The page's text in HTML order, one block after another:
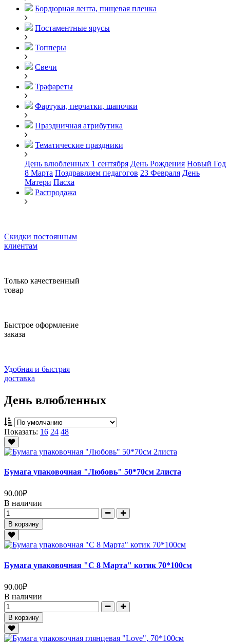
Бордюрная лента, пищевая пленка
Постаментные ярусы
Топперы
Свечи
Трафареты
Фартуки, перчатки, шапочки
Праздничная атрибутика
Тематические праздники
День влюбленных 1 сентября День Рождения Новый Год
8 Марта Поздравляем педагогов 23 Февраля День
Матери Пасха
Распродажа
Скидки постоянным
клиентам
Только качественный
товар
Быстрое оформление
заказа
Удобная и быстрая
доставка
День влюбленных
Показать: 16 24 48
Бумага упаковочная "Любовь" 50*70см 2листа
90.00₽
В наличии
В корзину
Бумага упаковочная "С 8 Марта" котик 70*100см
90.00₽
В наличии
В корзину